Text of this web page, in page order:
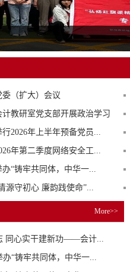
（扩大）会议
教研室党支部开展政治学习
2026年上半年预备党员...
年第二季度网络安全工...
“铸牢共同体，中华一...
源守初心 廉韵践使命”...
More>>
同心实干建新功——会计...
“铸牢共同体，中华一...